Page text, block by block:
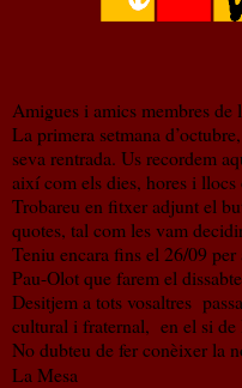
Amigues i amics membres de
La primera setmana d’octubre,
seva rentrada. Us recordem
així com els dies, hores i llocs
Trobareu en fitxer adjunt el
quotes, tal com les vam
Teniu encara fins el 26/09
Pau-Olot que farem el
Desitjem a tots vosaltres
cultural i fraternal, en el si
No dubteu de fer conèixer la
La Mesa